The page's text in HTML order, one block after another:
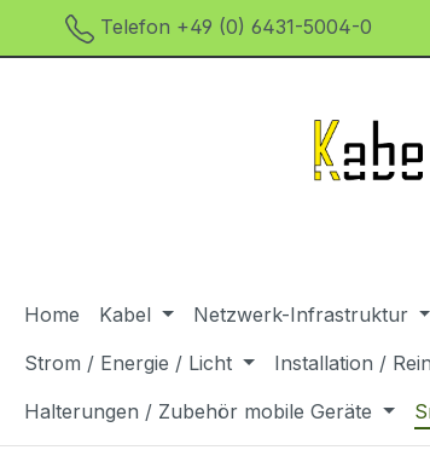
Hauptinhalt springen
Zur Suche springen
Zur Hauptnavigation springen
Telefon +49 (0) 6431-5004-0
Home Kabel Netzwerk-Infrastruktur
Strom / Energie / Licht
Installation /
Halterungen / Zubehör mobile Geräte